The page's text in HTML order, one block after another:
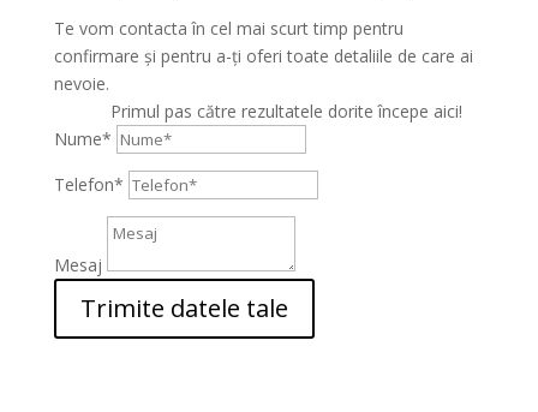
Te vom contacta în cel mai scurt timp pentru
confirmare și pentru a-ți oferi toate detaliile de care ai
nevoie.
Primul pas către rezultatele dorite începe aici!
Nume*
Telefon*
Mesaj
Trimite datele tale